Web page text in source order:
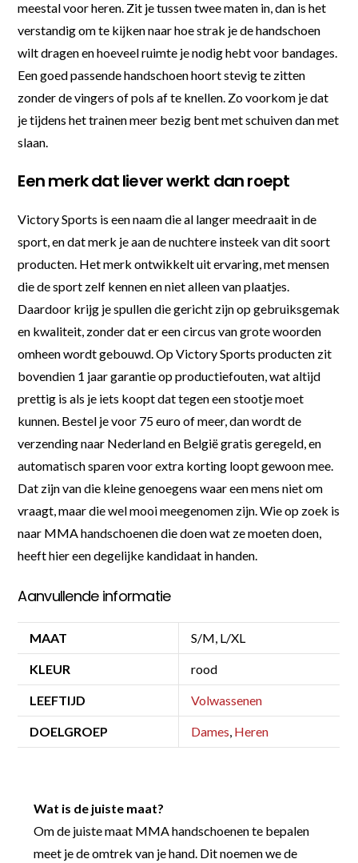
meestal voor heren. Zit je tussen twee maten in, dan is het
verstandig om te kijken naar hoe strak je de handschoen
wilt dragen en hoeveel ruimte je nodig hebt voor bandages.
Een goed passende handschoen hoort stevig te zitten
zonder de vingers of pols af te knellen. Zo voorkom je dat
je tijdens het trainen meer bezig bent met schuiven dan met
slaan.
Een merk dat liever werkt dan roept
Victory Sports is een naam die al langer meedraait in de
sport, en dat merk je aan de nuchtere insteek van dit soort
producten. Het merk ontwikkelt uit ervaring, met mensen
die de sport zelf kennen en niet alleen van plaatjes.
Daardoor krijg je spullen die gericht zijn op gebruiksgemak
en kwaliteit, zonder dat er een circus van grote woorden
omheen wordt gebouwd. Op Victory Sports producten zit
bovendien 1 jaar garantie op productiefouten, wat altijd
prettig is als je iets koopt dat tegen een stootje moet
kunnen. Bestel je voor 75 euro of meer, dan wordt de
verzending naar Nederland en België gratis geregeld, en
automatisch sparen voor extra korting loopt gewoon mee.
Dat zijn van die kleine genoegens waar een mens niet om
vraagt, maar die wel mooi meegenomen zijn. Wie op zoek is
naar MMA handschoenen die doen wat ze moeten doen,
heeft hier een degelijke kandidaat in handen.
Aanvullende informatie
MAAT S/M, L/XL
KLEUR rood
LEEFTIJD Volwassenen
DOELGROEP Dames, Heren
Wat is de juiste maat?
Om de juiste maat MMA handschoenen te bepalen
meet je de omtrek van je hand. Dit noemen we de